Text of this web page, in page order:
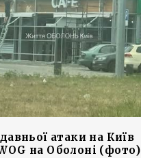
атаки на Київ
на Оболоні (фото)